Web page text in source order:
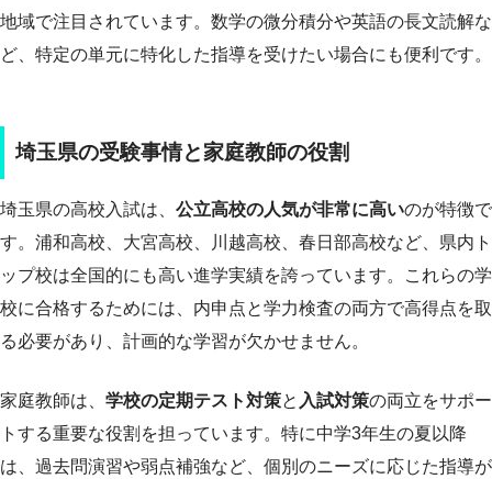
地域で注目されています。数学の微分積分や英語の長文読解な
ど、特定の単元に特化した指導を受けたい場合にも便利です。
埼玉県の受験事情と家庭教師の役割
埼玉県の高校入試は、 公立高校の人気が非常に高いのが特徴で
す。浦和高校、大宮高校、川越高校、春日部高校など、県内ト
ップ校は全国的にも高い進学実績を誇っています。これらの学
校に合格するためには、内申点と学力検査の両方で高得点を取
る必要があり、計画的な学習が欠かせません。
家庭教師は、 学校の定期テスト対策と 入試対策の両立をサポー
トする重要な役割を担っています。特に中学3年生の夏以降
は、過去問演習や弱点補強など、個別のニーズに応じた指導が